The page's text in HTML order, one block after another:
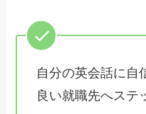
自分の英会話に自
良い就職先へステ